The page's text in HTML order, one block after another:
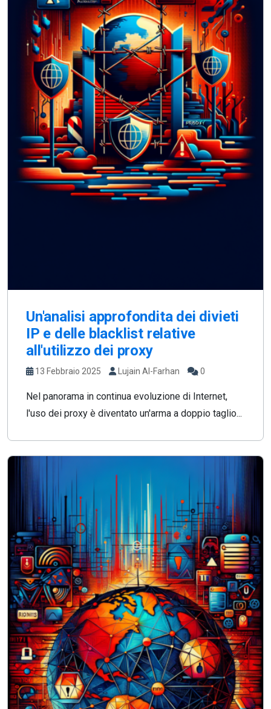
Un'analisi approfondita dei divieti
IP e delle blacklist relative
all'utilizzo dei proxy
13 Febbraio 2025 Lujain Al-Farhan 0
Nel panorama in continua evoluzione di Internet,
l'uso dei proxy è diventato un'arma a doppio taglio...